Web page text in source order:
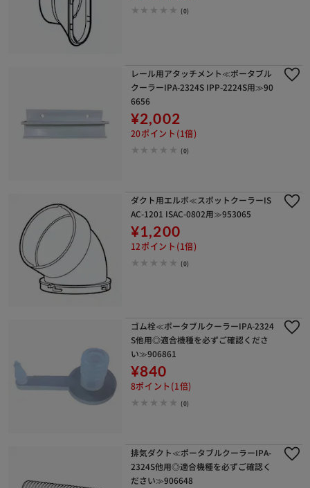
(0)
レール用アタッチメント≪ポータブル
クーラーIPA-2324S IPP-2224S用≫90
6656
¥2,002
20ポイント(1倍)
(0)
ダクト用エルボ≪スポットクーラーIS
AC-1201 ISAC-0802用≫953065
¥1,200
12ポイント(1倍)
(0)
ゴム栓≪ポータブルクーラーIPA-2324
S他用◎適合機種を必ずご確認くださ
い≫906861
¥840
8ポイント(1倍)
(0)
排気ダクト≪ポータブルクーラーIPA-
2324S他用◎適合機種を必ずご確認く
ださい≫906648